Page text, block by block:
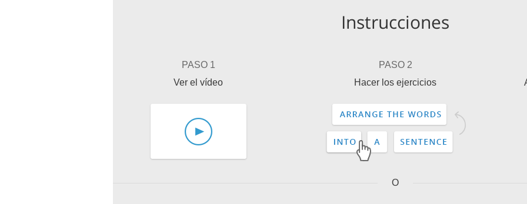
Instrucciones
PASO 1
Ver el vídeo
PASO 2
Hacer los ejercicios
O